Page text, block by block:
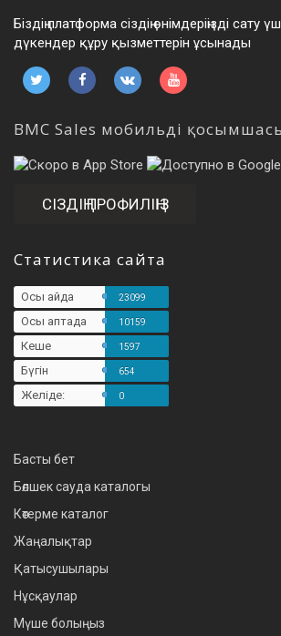
Біздің платформа сіздің өнімдеріңізді сату
дүкендер құру қызметтерін ұсынады
BMC Sales мобильді
СІЗДІҢ ПРОФИЛІҢІЗ
Статистика сайта
Осы айда 23099
Осы аптада 10159
Кеше 1597
Бүгін 654
Желіде: 0
Басты бет
Бөлшек сауда каталогы
Көтерме каталог
Жаңалықтар
Қатысушылары
Нұсқаулар
Мүше болыңыз